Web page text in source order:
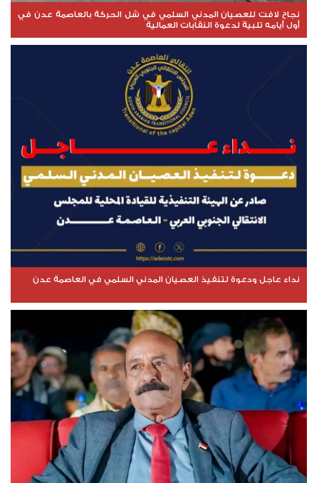
نجاح لافت للعصيان المدني السلمي في شل الحركة بالعاصمة عدن في
أول أيامه تلبيةً لدعوة النقابات العمالية
نداء عاجل ودعوة لتنفيذ العصيان المدني السلمي في العاصمة عدن